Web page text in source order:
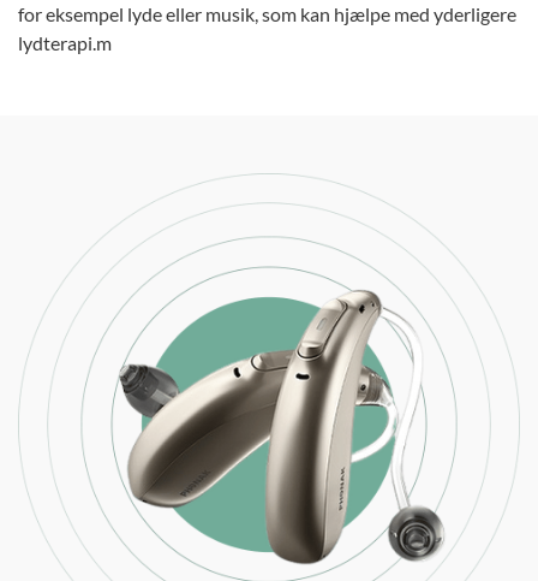
for eksempel lyde eller musik, som kan hjælpe med yderligere
lydterapi.m